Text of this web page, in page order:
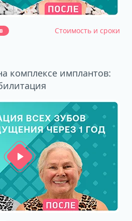
Стоимость и сроки
комплексе имплантов: